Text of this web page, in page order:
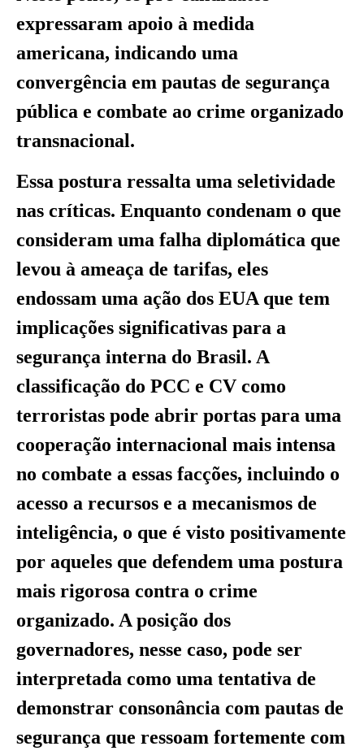
expressaram apoio à medida
americana, indicando uma
convergência em pautas de segurança
pública e combate ao crime organizado
transnacional.
Essa postura ressalta uma seletividade
nas críticas. Enquanto condenam o que
consideram uma falha diplomática que
levou à ameaça de tarifas, eles
endossam uma ação dos EUA que tem
implicações significativas para a
segurança interna do Brasil. A
classificação do PCC e CV como
terroristas pode abrir portas para uma
cooperação internacional mais intensa
no combate a essas facções, incluindo o
acesso a recursos e a mecanismos de
inteligência, o que é visto positivamente
por aqueles que defendem uma postura
mais rigorosa contra o crime
organizado. A posição dos
governadores, nesse caso, pode ser
interpretada como uma tentativa de
demonstrar consonância com pautas de
segurança que ressoam fortemente com